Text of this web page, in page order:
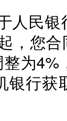
民银
，您
为
银行